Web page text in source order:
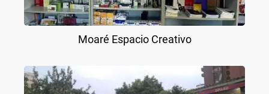
Moaré Espacio Creativo